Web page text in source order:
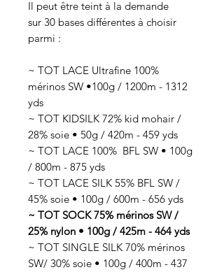
Il peut être teint à la demande
sur 30 bases différentes à choisir
parmi :
~ TOT LACE Ultrafine 100%
mérinos SW •100g / 1200m - 1312
yds
~ TOT KIDSILK 72% kid mohair /
28% soie • 50g / 420m - 459 yds
~ TOT LACE 100% BFL SW • 100g
/ 800m - 875 yds
~ TOT LACE SILK 55% BFL SW /
45% soie • 100g / 600m - 656 yds
~ TOT SOCK 75% mérinos SW /
25% nylon • 100g / 425m - 464 yds
~ TOT SINGLE SILK 70% mérinos
SW/ 30% soie • 100g / 400m - 437